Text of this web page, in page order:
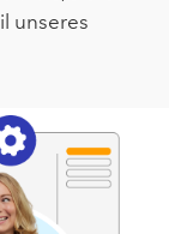
unseres